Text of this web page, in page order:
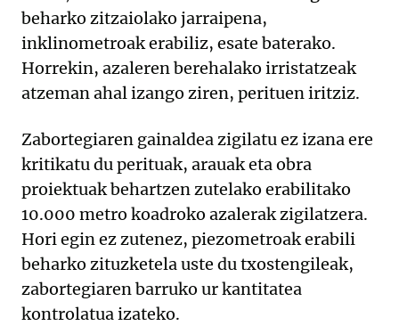
beharko zitzaiolako jarraipena,
inklinometroak erabiliz, esate baterako.
Horrekin, azaleren berehalako irristatzeak
atzeman ahal izango ziren, perituen iritziz.
Zabortegiaren gainaldea zigilatu ez izana ere
kritikatu du perituak, arauak eta obra
proiektuak behartzen zutelako erabilitako
10.000 metro koadroko azalerak zigilatzera.
Hori egin ez zutenez, piezometroak erabili
beharko zituzketela uste du txostengileak,
zabortegiaren barruko ur kantitatea
kontrolatua izateko.